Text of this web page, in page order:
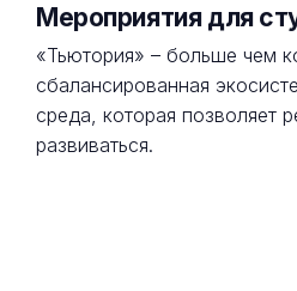
Мероприятия для
«Тьютория» – больше чем
сбалансированная
среда, которая позволяет
развиваться.